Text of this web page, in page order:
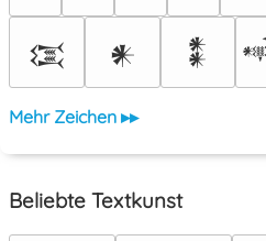
𒀬 𒀭 𒀮
Mehr Zeichen ▸▸
Beliebte Textkunst